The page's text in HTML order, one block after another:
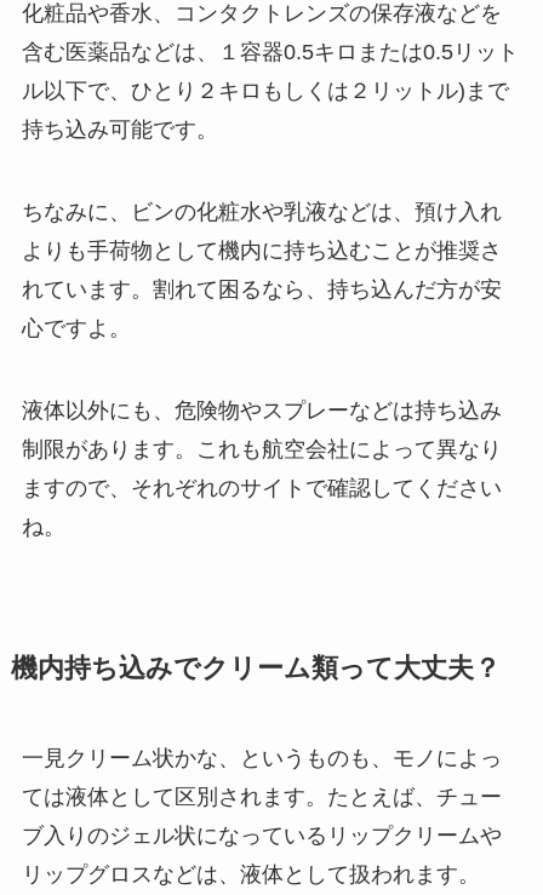
化粧品や香水、コンタクトレンズの保存液などを
含む医薬品などは、
１容器0.5キロまたは0.5リット
ル以下で、ひとり２キロもしくは２リットル)まで
持ち込み可能です。
ちなみに、 ビンの化粧水や乳液などは、預け入れ
よりも手荷物として機内に持ち込むことが推奨さ
れています。割れて困るなら、持ち込んだ方が安
心ですよ。
液体以外にも、危険物やスプレーなどは持ち込み
制限があります。これも航空会社によって異なり
ますので、それぞれのサイトで確認してください
ね。
機内持ち込みでクリーム類って大丈夫？
一見クリーム状かな、というものも、モノによっ
ては液体として区別されます。たとえば、 チュー
ブ入りのジェル状になっているリップクリームや
リップグロスなどは、 液体として扱われます。